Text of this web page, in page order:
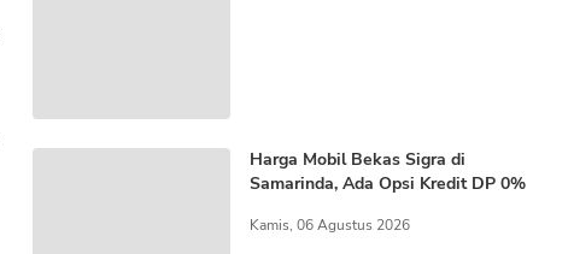
Harga Mobil Bekas Sigra di
Samarinda, Ada Opsi Kredit DP 0%
Kamis, 06 Agustus 2026